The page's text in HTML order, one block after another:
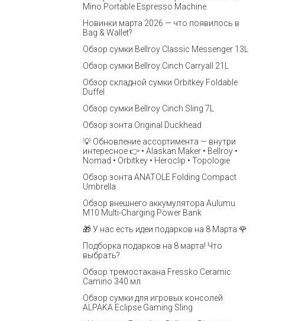
Mino Portable Espresso Machine
Новинки марта 2026 — что появилось в
Bag & Wallet?
Обзор сумки Bellroy Classic Messenger 13L
Обзор сумки Bellroy Cinch Carryall 21L
Обзор складной сумки Orbitkey Foldable
Duffel
Обзор сумки Bellroy Cinch Sling 7L
Обзор зонта Original Duckhead
💡 Обновление ассортимента — внутри
интересное 👉 • Alaskan Maker • Bellroy •
Nomad • Orbitkey • Heroclip • Topologie
Обзор зонта ANATOLE Folding Compact
Umbrella
Обзор внешнего аккумулятора Aulumu
M10 Multi-Charging Power Bank
🎁 У нас есть идеи подарков на 8 Марта 🌹
Подборка подарков на 8 марта! Что
выбрать?
Обзор тремостакана Fressko Ceramic
Camino 340 мл
Обзор сумки для игровых консолей
ALPAKA Eclipse Gaming Sling